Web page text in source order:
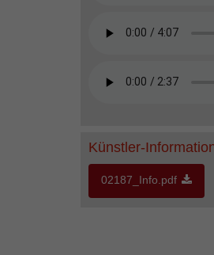
Künstler-
02187_Info.pdf